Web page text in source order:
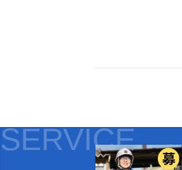
SERVICEサービス紹介